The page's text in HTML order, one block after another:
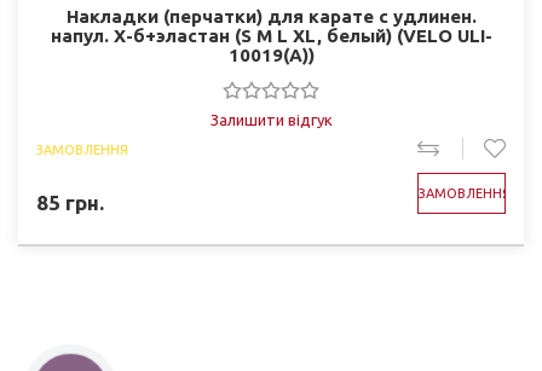
Накладки (перчатки) для карате с удлинен.
напул. Х-б+эластан (S M L XL, белый) (VELO ULI-
10019(A))
Залишити відгук
ЗАМОВЛЕННЯ
85 грн. ЗАМОВЛЕННЯ